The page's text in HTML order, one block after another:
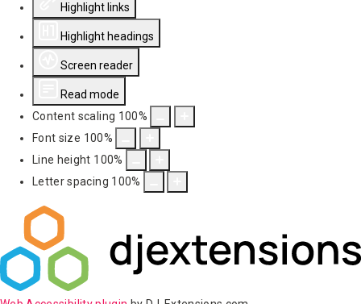
Highlight links
Highlight headings
Screen reader
Read mode
Content scaling 100%
Font size 100%
Line height 100%
Letter spacing 100%